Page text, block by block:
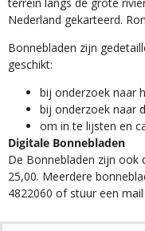
Nederland gekarteerd.
Bonnebladen zijn
geschikt:​
​bij onderzoek naar
bij onderzoek naar
om in te lijsten en
Digitale Bonnebladen
De Bonnebladen zijn ook
25,00. Meerdere
4822060 of stuur een